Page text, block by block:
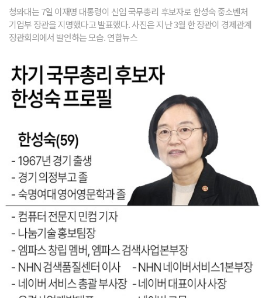
청와대는 7일 이재명 대통령이 신임 국무총리 후보자로 한성숙 중소벤처
기업부 장관을 지명했다고 발표했다. 사진은 지난 3월 한 장관이 경제관계
장관회의에서 발언하는 모습. 연합뉴스